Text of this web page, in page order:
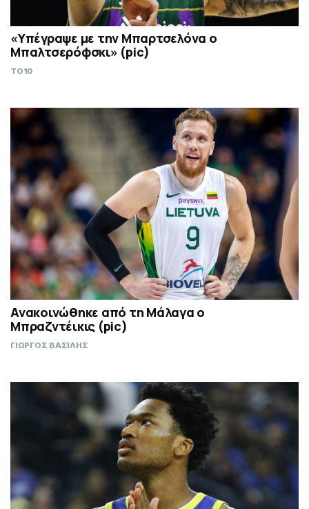
«Υπέγραψε με την Μπαρτσελόνα ο
Μπαλτσερόφσκι» (pic)
TO10
Ανακοινώθηκε από τη Μάλαγα ο
Μπραζντέικις (pic)
ΓΙΩΡΓΟΣ ΒΑΣΙΛΗΣ